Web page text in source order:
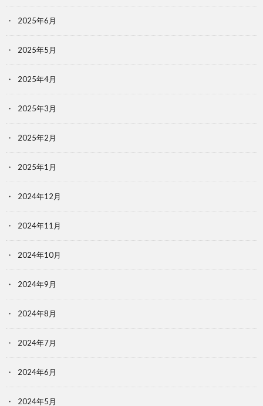
2025年6月
2025年5月
2025年4月
2025年3月
2025年2月
2025年1月
2024年12月
2024年11月
2024年10月
2024年9月
2024年8月
2024年7月
2024年6月
2024年5月